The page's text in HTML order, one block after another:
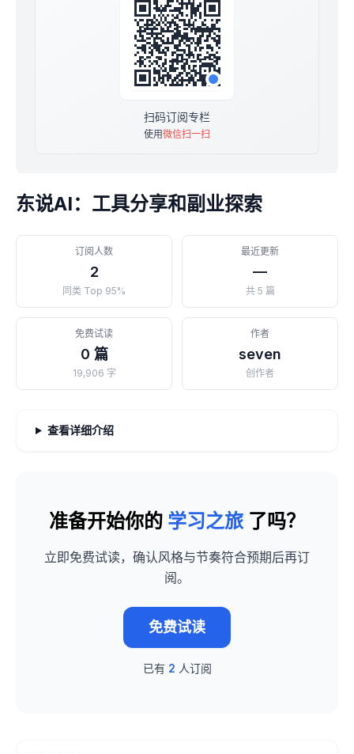
扫码订阅专栏
使用微信扫一扫
东说AI：工具分享和副业探索
订阅人数
2
同类 Top 95%
最近更新
—
共 5 篇
免费试读
0 篇
19,906 字
作者
seven
创作者
查看详细介绍
准备开始你的 学习之旅 了吗？
立即免费试读，确认风格与节奏符合预期后再订
阅。
免费试读
已有 2 人订阅